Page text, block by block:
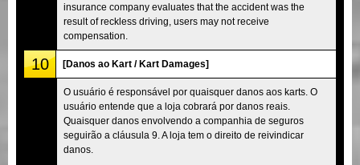
insurance company evaluates that the accident was the
result of reckless driving, users may not receive
compensation.
10 [Danos ao Kart / Kart Damages]
O usuário é responsável por quaisquer danos aos karts. O
usuário entende que a loja cobrará por danos reais.
Quaisquer danos envolvendo a companhia de seguros
seguirão a cláusula 9. A loja tem o direito de reivindicar
danos.